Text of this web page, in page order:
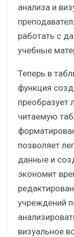
анализа и
работать с
учебные
Теперь в
функция
преобразует
читаемую
позволяет
данные и
экономит
учреждений
визуальное